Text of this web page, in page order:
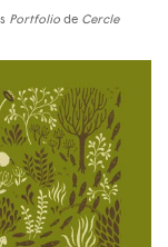
Portfolio de Cercle